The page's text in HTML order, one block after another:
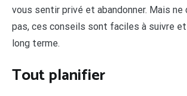
vous sentir privé et abandonner. Mais
pas, ces conseils sont faciles à suivre
long terme.
Tout planifier